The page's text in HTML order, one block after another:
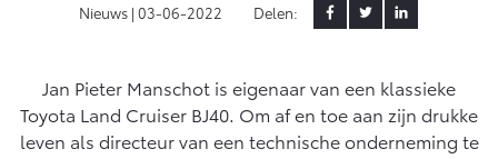
Klantbeoordelingen
Onderhoud op Maat
APK
Airco check
Wat is Private Lease?
ZakelijkWerkplaatsafspraak maken
Nieuws | 03-06-2022 Delen:
Jan Pieter Manschot is eigenaar van een klassieke
Toyota Land Cruiser BJ40. Om af en toe aan zijn drukke
leven als directeur van een technische onderneming te